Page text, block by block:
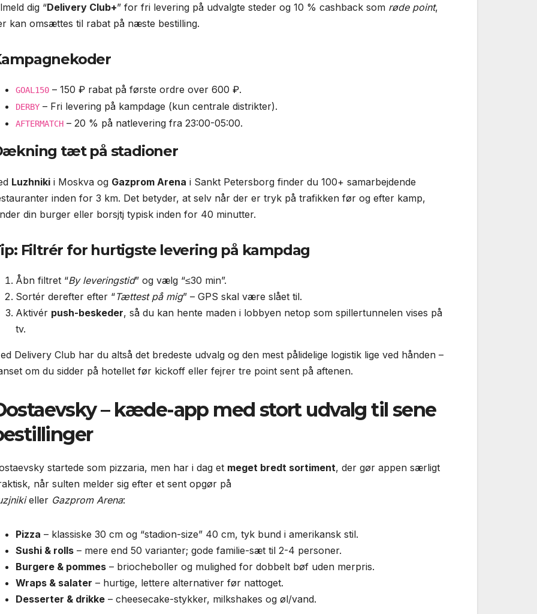
dig “Delivery Club+” for fri levering på udvalgte steder og 10 % cashback som røde point,
kan omsættes til rabat på næste bestilling.
GOAL150– 150 ₽ rabat på første ordre over 600 ₽.
DERBY– Fri levering på kampdage (kun centrale distrikter).
AFTERMATCH– 20 % på natlevering fra 23:00-05:00.
tæt på stadioner
Luzhnikii Moskva og Gazprom Arena i Sankt Petersborg finder du 100+ samarbejdende
inden for 3 km. Det betyder, at selv når der er tryk på trafikken før og efter kamp,
din burger eller borsjtj typisk inden for 40 minutter.
Filtrér for hurtigste levering på kampdag
Åbn filtret “By leveringstid” og vælg “≤30 min”.
Sortér derefter efter “Tættest på mig” – GPS skal være slået til.
Aktivér push-beskeder, så du kan hente maden i lobbyen netop som spillertunnelen vises på
tv.
Delivery Club har du altså det bredeste udvalg og den mest pålidelige logistik lige ved hånden –
om du sidder på hotellet før kickoff eller fejrer tre point sent på aftenen.
– kæde-app med stort udvalg til sene
startede som pizzaria, men har i dag et meget bredt sortiment, der gør appen særligt
når sulten melder sig efter et sent opgør på
eller Gazprom Arena:
Pizza – klassiske 30 cm og “stadion-size” 40 cm, tyk bund i amerikansk stil.
Sushi & rolls– mere end 50 varianter; gode familie-sæt til 2-4 personer.
Burgere & pommes– briocheboller og mulighed for dobbelt bøf uden merpris.
Wraps & salater – hurtige, lettere alternativer før nattoget.
Desserter & drikke– cheesecake-stykker, milkshakes og øl/vand.